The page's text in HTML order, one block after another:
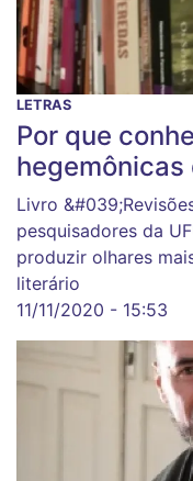
LETRAS
Por que
Livro
pesquisadores da
produzir olhares
literário
11/11/2020 - 15:53